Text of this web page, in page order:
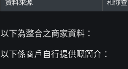
以下為整合之商家資料：
以下係商戶自行提供嘅簡介：